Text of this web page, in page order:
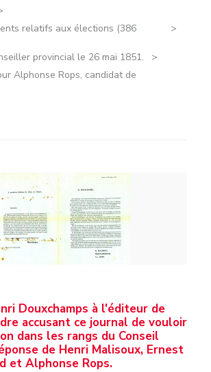
relatifs aux élections (386
provincial le 26 mai 1851.
Alphonse Rops, candidat de
Douxchamps à l'éditeur de
accusant ce journal de vouloir
dans les rangs du Conseil
de Henri Malisoux, Ernest
et Alphonse Rops.